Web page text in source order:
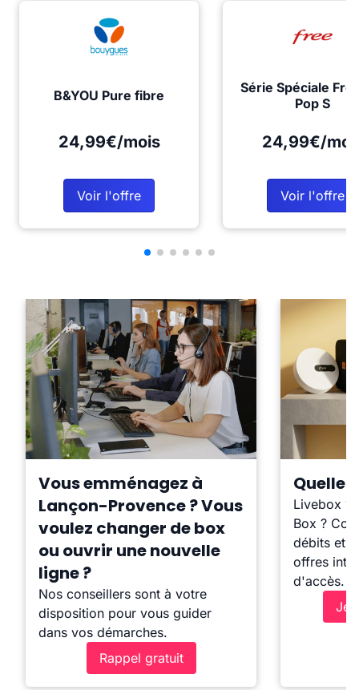
B&YOU Pure fibre
24,99€/mois
Voir l'offre
Série Spéciale
Pop S
24,99€/
Voir l'offre
Vous emménagez à
Lançon-Provence ? Vous
voulez changer de box
ou ouvrir une nouvelle
ligne ?
Nos conseillers sont à votre
disposition pour vous guider
dans vos démarches.
Rappel gratuit
Quelle
Livebox ?
Box ?
débits et
offres
d'accès.
Je